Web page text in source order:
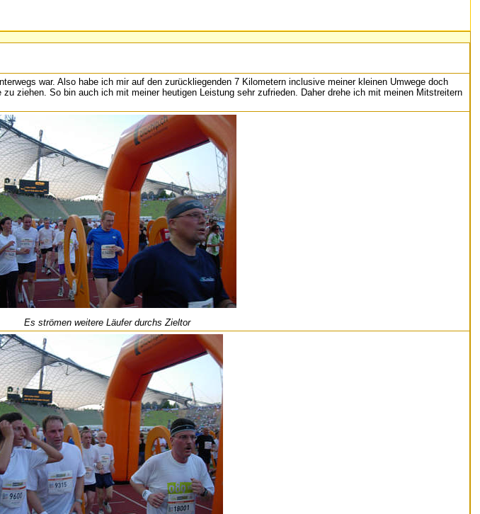
war. Also habe ich mir auf den zurückliegenden 7 Kilometern inclusive meiner kleinen Umwege doch
ziehen. So bin auch ich mit meiner heutigen Leistung sehr zufrieden. Daher drehe ich mit meinen Mitstreitern
Es strömen weitere Läufer durchs Zieltor